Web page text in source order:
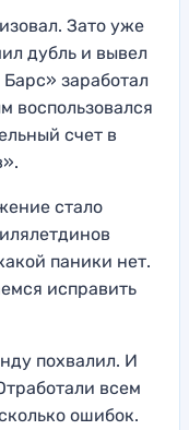
Зато уже
дубль и вывел
заработал
воспользовался
счет в
стало
паники нет.
исправить
похвалил. И
всем
ошибок.